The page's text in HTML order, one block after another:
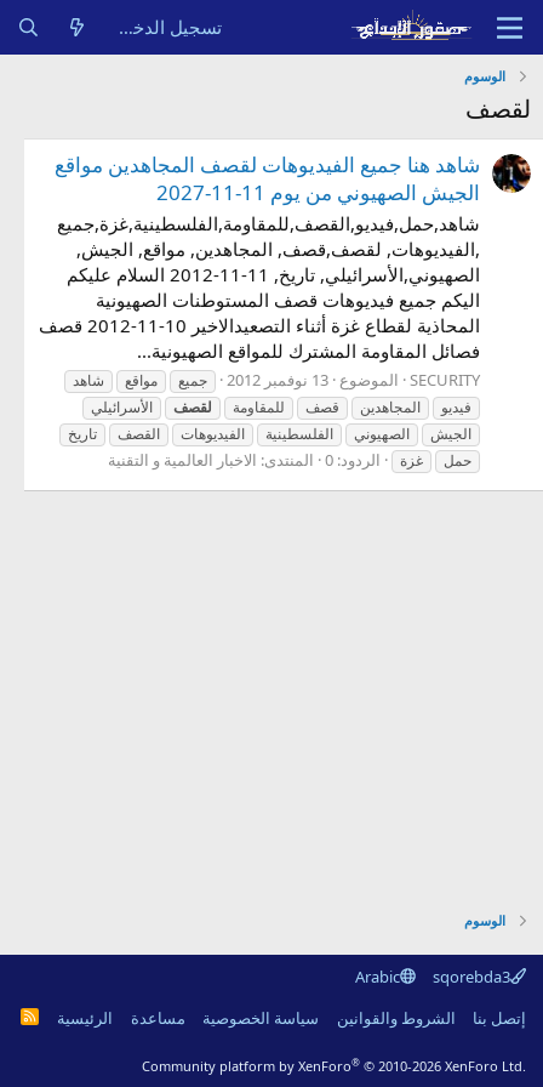
تسجيل الدخول
الوسوم
لقصف
شاهد هنا جميع الفيديوهات لقصف المجاهدين مواقع
الجيش الصهيوني من يوم 11-11-2027
شاهد,حمل,فيديو,القصف,للمقاومة,الفلسطينية,غزة,جميع
,الفيديوهات, لقصف,قصف, المجاهدين, مواقع, الجيش,
الصهيوني,الأسرائيلي, تاريخ, 11-11-2012 السلام عليكم
اليكم جميع فيديوهات قصف المستوطنات الصهيونية
المحاذية لقطاع غزة أثناء التصعيدالاخير 10-11-2012 قصف
فصائل المقاومة المشترك للمواقع الصهيونية...
SECURITY الموضوع 13 نوفمبر 2012 جميع مواقع
شاهد
فيديو
المجاهدين قصف للمقاومة لقصف
الأسرائيلي
الجيش
الصهيوني الفلسطينية الفيديوهات القصف
تاريخ
حمل
غزة الردود: 0 المنتدى: الاخبار العالمية و التقنية
الوسوم
sqorebda3
Arabic
إتصل بنا
الشروط والقوانين سياسة الخصوصية مساعدة الرئيسية
R
Community platform by XenForo® © 2010-2026 XenForo Ltd.